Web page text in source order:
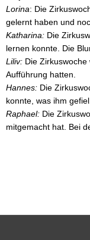
Lorina: Die
gelernt haben und
Katharina: Die
lernen konnte. Die
Liliv: Die
Aufführung hatten.
Hannes: Die
konnte, was ihm
Raphael: Die
mitgemacht hat. Bei
Unsere
Zeitschenker